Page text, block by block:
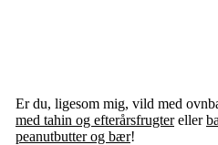
Er du, ligesom mig, vild med
med tahin og efterårsfrugtereller
peanutbutter og bær!